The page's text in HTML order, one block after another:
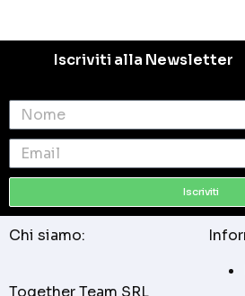
Iscriviti alla Newsletter
Iscriviti
Chi siamo:
Together Team SRL